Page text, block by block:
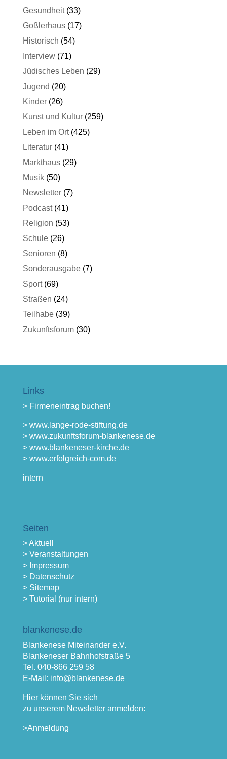
Gesundheit(33)
Goßlerhaus(17)
Historisch (54)
Interview(71)
Jüdisches Leben (29)
Jugend (20)
Kinder(26)
Kunst und Kultur(259)
Leben im Ort(425)
Literatur(41)
Markthaus(29)
Musik(50)
Newsletter(7)
Podcast(41)
Religion (53)
Schule(26)
Senioren (8)
Sonderausgabe(7)
Sport(69)
Straßen (24)
Teilhabe(39)
Zukunftsforum(30)
Links
> Firmeneintrag buchen!
> www.lange-rode-stiftung.de
> www.zukunftsforum-blankenese.de
> www.blankeneser-kirche.de
> www.erfolgreich-com.de
intern
Seiten
> Aktuell
> Veranstaltungen
> Impressum
> Datenschutz
> Sitemap
> Tutorial (nur intern)
blankenese.de
Blankenese Miteinander e.V.
Blankeneser Bahnhofstraße 5
Tel. 040-866 259 58
E-Mail: info@blankenese.de
Hier können Sie sich
zu unserem Newsletter anmelden:
>Anmeldung